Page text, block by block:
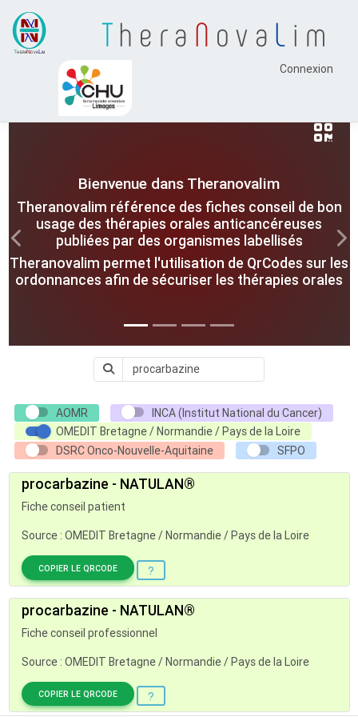
Thera N ova L im
Connexion
Bienvenue dans Theranovalim
Theranovalim référence des fiches conseil de bon
usage des thérapies orales anticancéreuses
publiées par des organismes labellisés
Theranovalim permet l'utilisation de QrCodes sur les
ordonnances afin de sécuriser les thérapies orales
Previous
AOMR
INCA (Institut National du Cancer)
OMEDIT Bretagne / Normandie / Pays de la Loire
DSRC Onco-Nouvelle-Aquitaine
SFPO
procarbazine - NATULAN®
Fiche conseil patient
Source : OMEDIT Bretagne / Normandie / Pays de la Loire
COPIER LE QRCODE
procarbazine - NATULAN®
Fiche conseil professionnel
Source : OMEDIT Bretagne / Normandie / Pays de la Loire
COPIER LE QRCODE